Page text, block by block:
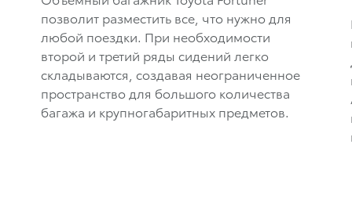
позволит разместить все, что нужно для
любой поездки. При необходимости
второй и третий ряды сидений легко
складываются, создавая неограниченное
пространство для большого количества
багажа и крупногабаритных предметов.